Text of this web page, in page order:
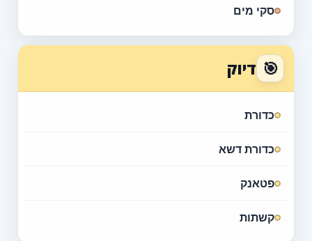
סקי מים
🎯 דיוק
כדורת
כדורת דשא
פטאנק
קשתות